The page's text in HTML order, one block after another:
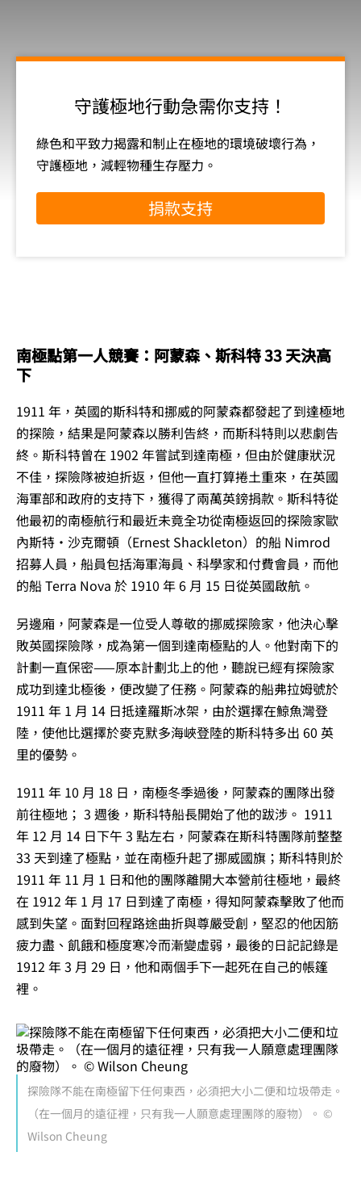
守護極地行動急需你支持！
綠色和平致力揭露和制止在極地的環境破壞行為，
守護極地，減輕物種生存壓力。
捐款支持
南極點第一人競賽：阿蒙森、斯科特 33 天決高
下
1911 年，英國的斯科特和挪威的阿蒙森都發起了到達極地
的探險，結果是阿蒙森以勝利告終，而斯科特則以悲劇告
終。斯科特曾在 1902 年嘗試到達南極，但由於健康狀況
不佳，探險隊被迫折返，但他一直打算捲土重來，在英國
海軍部和政府的支持下，獲得了兩萬英鎊捐款。斯科特從
他最初的南極航行和最近未竟全功從南極返回的探險家歐
內斯特‧沙克爾頓（Ernest Shackleton）的船 Nimrod
招募人員，船員包括海軍海員、科學家和付費會員，而他
的船 Terra Nova 於 1910 年 6 月 15 日從英國啟航。
另邊廂，阿蒙森是一位受人尊敬的挪威探險家，他決心擊
敗英國探險隊，成為第一個到達南極點的人。他對南下的
計劃一直保密——原本計劃北上的他，聽說已經有探險家
成功到達北極後，便改變了任務。阿蒙森的船弗拉姆號於
1911 年 1 月 14 日抵達羅斯冰架，由於選擇在鯨魚灣登
陸，使他比選擇於麥克默多海峽登陸的斯科特多出 60 英
里的優勢。
1911 年 10 月 18 日，南極冬季過後，阿蒙森的團隊出發
前往極地； 3 週後，斯科特船長開始了他的跋涉。 1911
年 12 月 14 日下午 3 點左右，阿蒙森在斯科特團隊前整整
33 天到達了極點，並在南極升起了挪威國旗；斯科特則於
1911 年 11 月 1 日和他的團隊離開大本營前往極地，最終
在 1912 年 1 月 17 日到達了南極，得知阿蒙森擊敗了他而
感到失望。面對回程路途曲折與尊嚴受創，堅忍的他因筋
疲力盡、飢餓和極度寒冷而漸變虛弱，最後的日記記錄是
1912 年 3 月 29 日，他和兩個手下一起死在自己的帳篷
裡。
探險隊不能在南極留下任何東西，必須把大小二便和垃圾帶走。
（在一個月的遠征裡，只有我一人願意處理團隊的廢物）。 ©
Wilson Cheung